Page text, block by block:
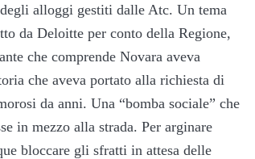
alloggi gestiti dalle Atc. Un tema
da Deloitte per conto della Regione,
che comprende Novara aveva
che aveva portato alla richiesta di
da anni. Una “bomba sociale” che
in mezzo alla strada. Per arginare
bloccare gli sfratti in attesa delle